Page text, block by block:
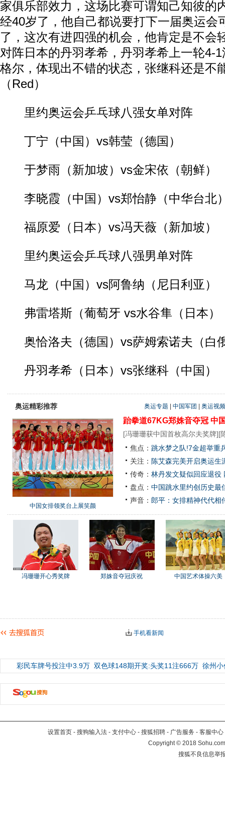
家俱乐部效力，这场比赛可谓知己知彼的
经40岁了，他自己都说要打下一届奥运会
了，这次有进四强的机会，他肯定是不会
对阵日本的丹羽孝希，丹羽孝希上一轮4-
格尔，体现出不错的状态，张继科还是不
（Red）
里约奥运会乒乓球八强女单对阵
丁宁（中国）vs韩莹（德国）
于梦雨（新加坡）vs金宋依（朝鲜）
李晓霞（中国）vs郑怡静（中华台北
福原爱（日本）vs冯天薇（新加坡）
里约奥运会乒乓球八强男单对阵
马龙（中国）vs阿鲁纳（尼日利亚）
弗雷塔斯（葡萄牙 vs水谷隼（日本）
奥恰洛夫（德国）vs萨姆索诺夫（白
丹羽孝希（日本）vs张继科（中国）
奥运精彩推荐 奥运专题 中国军团 奥运视频
中国女排领奖台上展笑颜
跆拳道67KG郑姝音夺冠 中
[冯珊珊获中国首枚高尔夫奖牌][
焦点： 跳水梦之队!7金超举重
关注： 陈艾森完美开启奥运
传奇： 林丹发文疑似回应退役
盘点： 中国跳水里约创历史最
声音： 郎平：女排精神代代相
冯珊珊开心秀奖牌 郑姝音夺冠庆祝 中国艺术体操六美
手机看新闻
彩民车牌号投注中3.9万 双色球148期开奖:头奖11注666万 徐州
设置首页 - 搜狗输入法 - 支付中心 - 搜狐招聘 - 广告服务 - 客服中心
Copyright©2018
搜狐不良信息举